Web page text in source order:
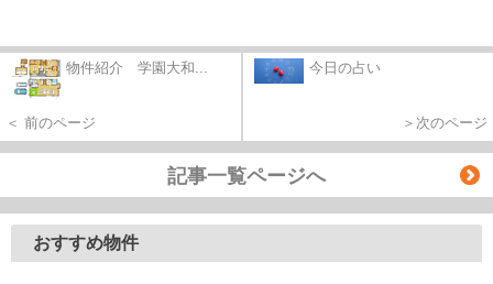
物件紹介 学園大和...
＜ 前のページ
今日の占い
＞次のページ
記事一覧ページへ
おすすめ物件